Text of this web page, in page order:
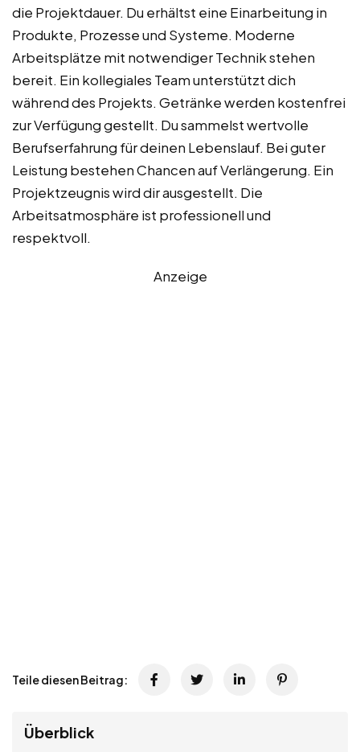
die Projektdauer. Du erhältst eine Einarbeitung in
Produkte, Prozesse und Systeme. Moderne
Arbeitsplätze mit notwendiger Technik stehen
bereit. Ein kollegiales Team unterstützt dich
während des Projekts. Getränke werden kostenfrei
zur Verfügung gestellt. Du sammelst wertvolle
Berufserfahrung für deinen Lebenslauf. Bei guter
Leistung bestehen Chancen auf Verlängerung. Ein
Projektzeugnis wird dir ausgestellt. Die
Arbeitsatmosphäre ist professionell und
respektvoll.
Anzeige
Teile diesen Beitrag:
Überblick